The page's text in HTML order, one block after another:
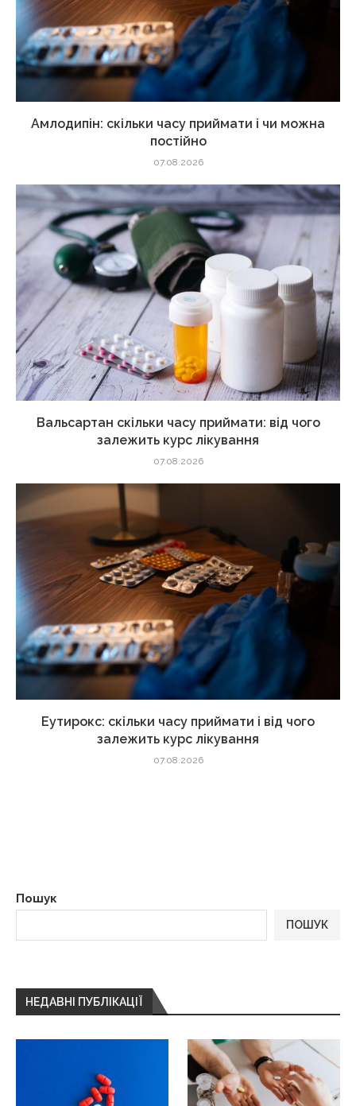
Амлодипін: скільки часу приймати і чи можна
постійно
07.08.2026
Вальсартан скільки часу приймати: від чого
залежить курс лікування
07.08.2026
Еутирокс: скільки часу приймати і від чого
залежить курс лікування
07.08.2026
Пошук
ПОШУК
НЕДАВНІ ПУБЛІКАЦІЇ